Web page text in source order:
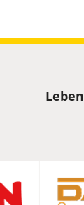
Leben